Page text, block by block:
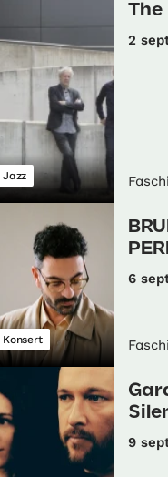
Jazz
The
2
Konsert
6
9